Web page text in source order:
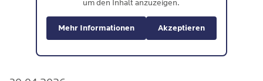
um den Inhalt anzuzeigen.
Mehr Informationen Akzeptieren